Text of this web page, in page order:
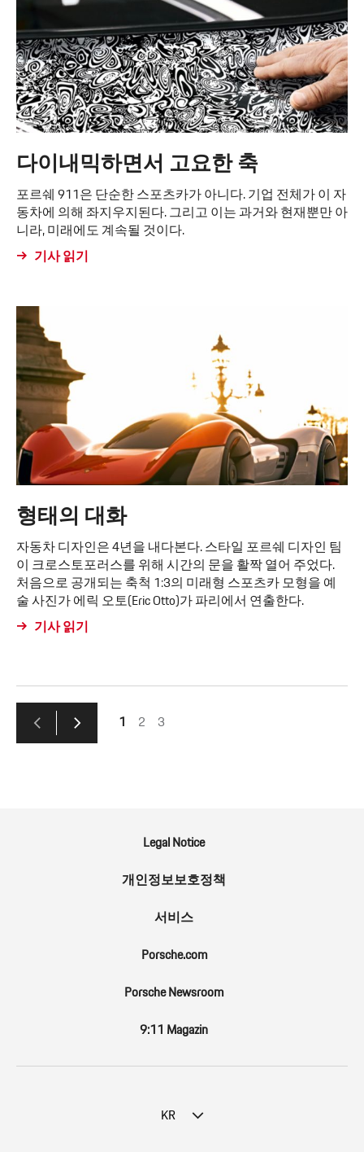
다이내믹하면서 고요한 축
포르쉐 911은 단순한 스포츠카가 아니다. 기업 전체가 이 자
동차에 의해 좌지우지된다. 그리고 이는 과거와 현재뿐만 아
니라, 미래에도 계속될 것이다.
기사 읽기
형태의 대화
자동차 디자인은 4년을 내다본다. 스타일 포르쉐 디자인 팀
이 크로스토포러스를 위해 시간의 문을 활짝 열어 주었다.
처음으로 공개되는 축척 1:3의 미래형 스포츠카 모형을 예
술 사진가 에릭 오토(Eric Otto)가 파리에서 연출한다.
기사 읽기
1 2 3
Legal Notice
개인정보보호정책
서비스
Porsche.com
Porsche Newsroom
9:11 Magazin
KR